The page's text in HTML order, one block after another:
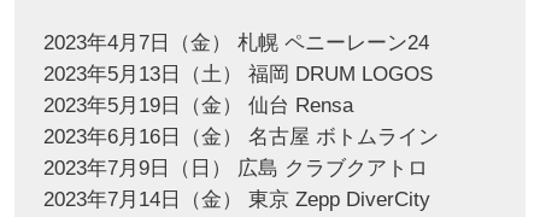
2023年4月7日（金） 札幌 ペニーレーン24
2023年5月13日（土） 福岡 DRUM LOGOS
2023年5月19日（金） 仙台 Rensa
2023年6月16日（金） 名古屋 ボトムライン
2023年7月9日（日） 広島 クラブクアトロ
2023年7月14日（金） 東京 Zepp DiverCity